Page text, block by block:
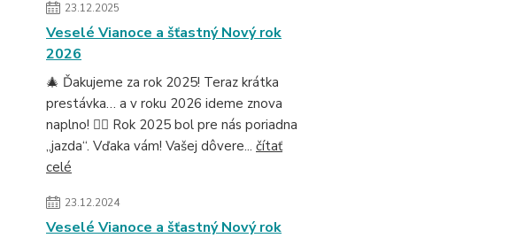
23.12.2025
Veselé Vianoce a šťastný Nový rok
2026
🎄 Ďakujeme za rok 2025! Teraz krátka
prestávka… a v roku 2026 ideme znova
naplno! 🚴‍♂️ Rok 2025 bol pre nás poriadna
„jazda“. Vďaka vám! Vašej dôvere... čítať
celé
23.12.2024
Veselé Vianoce a šťastný Nový rok